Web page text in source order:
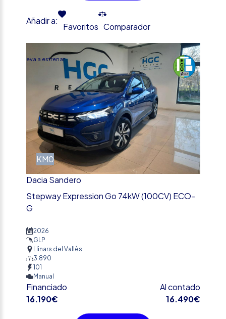
Añadir a:
Favoritos Comparador
KM0
Nueva a estrenar
Dacia Sandero
Stepway Expression Go 74kW (100CV) ECO-
G
2026
GLP
Llinars del Vallès
3.890
101
Manual
Financiado
16.190€
Al contado
16.490€